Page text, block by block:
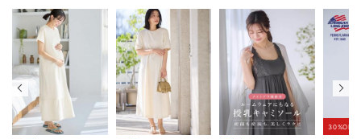
30%OFF